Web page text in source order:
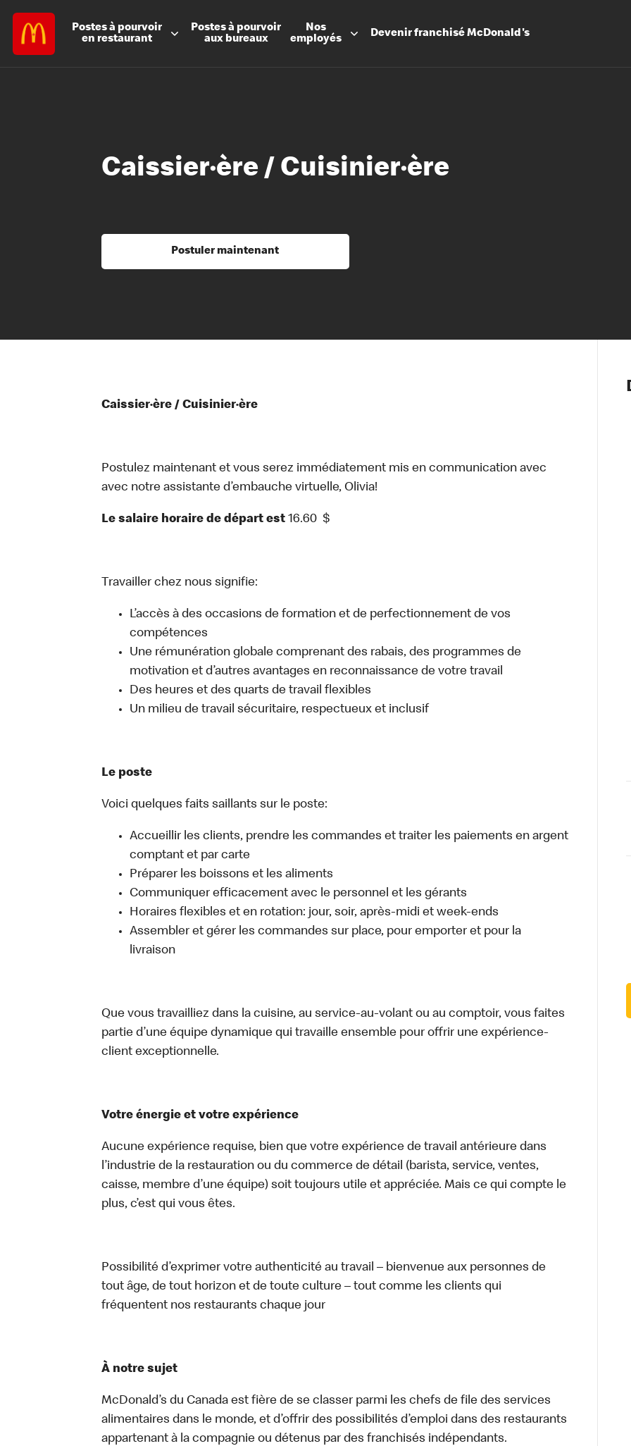
Postes à pourvoir
en restaurant
Postes à pourvoir
aux bureaux
Nos
employés
DevenirfranchiséMcDonald's
Les
Notre
Nos
Santé et
Caissier·ère / Cuisinier·ère
Postuler maintenant
Caissier·ère / Cuisinier·ère
Postulez maintenant et vous serez immédiatement mis en communication avec
avec notre assistante d’embauche virtuelle, Olivia!
Le salaire horaire de départ est 16.60 $
Travailler chez nous signifie:
L’accès à des occasions de formation et de perfectionnement de vos
compétences
Une rémunération globale comprenant des rabais, des programmes de
motivation et d’autres avantages en reconnaissance de votre travail
Des heures et des quarts de travail flexibles
Un milieu de travail sécuritaire, respectueux et inclusif
Le poste
Voici quelques faits saillants sur le poste:
Accueillir les clients, prendre les commandes et traiter les paiements en argent
comptant et par carte
Préparer les boissons et les aliments
Communiquer efficacement avec le personnel et les gérants
Horaires flexibles et en rotation: jour, soir, après-midi et week-ends
Assembler et gérer les commandes sur place, pour emporter et pour la
livraison
Que vous travailliez dans la cuisine, au service-au-volant ou au comptoir, vous faites
partie d’une équipe dynamique qui travaille ensemble pour offrir une expérience-
client exceptionnelle.
Votre énergie et votre expérience
Aucune expérience requise, bien que votre expérience de travail antérieure dans
l’industrie de la restauration ou du commerce de détail (barista, service, ventes,
caisse, membre d’une équipe) soit toujours utile et appréciée. Mais ce qui compte le
plus, c’est qui vous êtes.
Possibilité d’exprimer votre authenticité au travail – bienvenue aux personnes de
tout âge, de tout horizon et de toute culture – tout comme les clients qui
fréquentent nos restaurants chaque jour
À notre sujet
McDonald’s du Canada est fière de se classer parmi les chefs de file des services
alimentaires dans le monde, et d’offrir des possibilités d’emploi dans des restaurants
appartenant à la compagnie ou détenus par des franchisés indépendants.